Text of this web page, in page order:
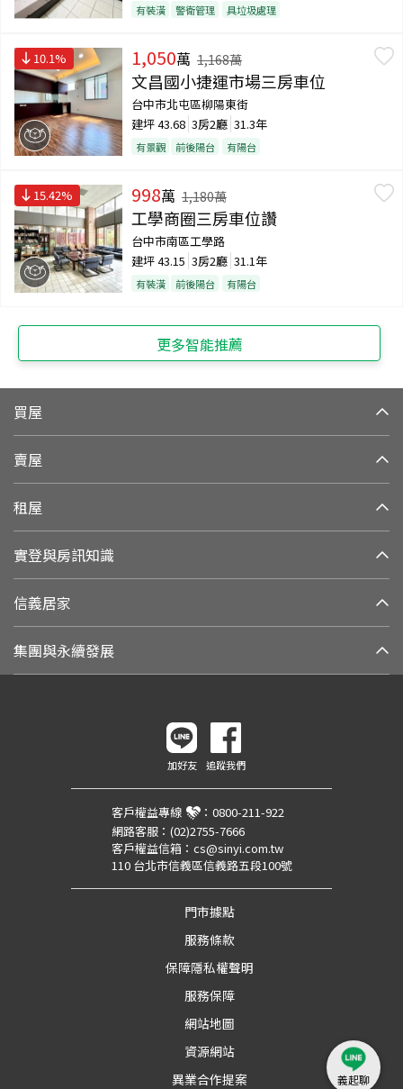
有裝潢 警衛管理 具垃圾處理
10.1% 1,050萬 1,168萬
文昌國小捷運市場三房車位
台中市北屯區柳陽東街
建坪43.68 3房2廳 31.3年
有景觀 前後陽台 有陽台
15.42% 998萬 1,180萬
工學商圈三房車位讚
台中市南區工學路
建坪43.15 3房2廳 31.1年
有裝潢 前後陽台 有陽台
更多智能推薦
買屋
賣屋
租屋
實登與房訊知識
信義居家
集團與永續發展
加好友 追蹤我們
客戶權益專線 ： 0800-211-922
網路客服： (02)2755-7666
客戶權益信箱： cs@sinyi.com.tw
110 台北市信義區信義路五段100號
門市據點
服務條款
保障隱私權聲明
服務保障
網站地圖
資源網站
異業合作提案
義起聊